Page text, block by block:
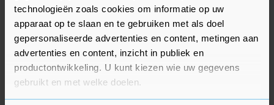
technologieën zoals cookies om informatie op uw
apparaat op te slaan en te gebruiken met als doel
gepersonaliseerde advertenties en content, metingen aan
advertenties en content, inzicht in publiek en
productontwikkeling. U kunt kiezen wie uw gegevens
gebruikt en met welke doelen.